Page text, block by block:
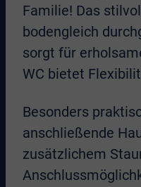
Familie! Das
bodengleich
sorgt für
WC bietet
Besonders
anschließende
zusätzlichem